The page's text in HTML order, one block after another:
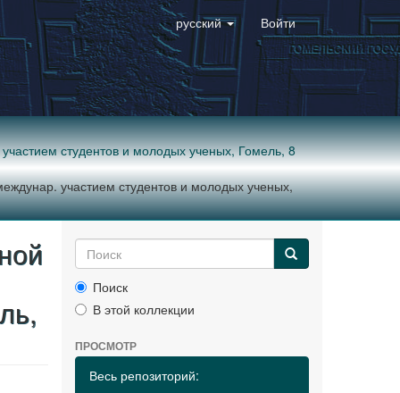
русский Войти
студентов и молодых ученых, Гомель, 8
участием студентов и молодых ученых,
Поиск
В этой коллекции
ПРОСМОТР
Весь репозиторий: